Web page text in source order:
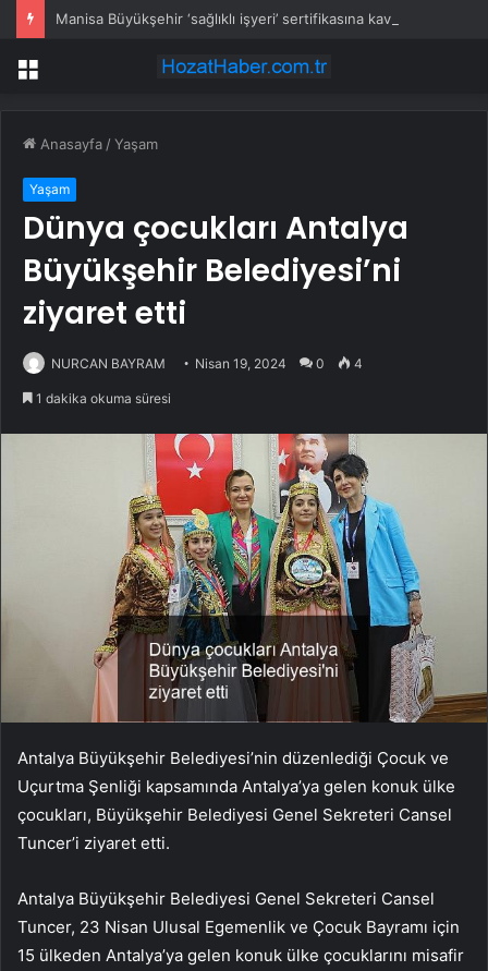
Manisa Büyükşehir ‘sağlıklı işyeri’ sertifikasına kavuştu
Menü
Anasayfa /Yaşam
Yaşam
Dünya çocukları Antalya
Büyükşehir Belediyesi’ni
ziyaret etti
NURCAN BAYRAM Nisan 19, 2024 0 4
1 dakika okuma süresi
Antalya Büyükşehir Belediyesi’nin düzenlediği Çocuk ve
Uçurtma Şenliği kapsamında Antalya’ya gelen konuk ülke
çocukları, Büyükşehir Belediyesi Genel Sekreteri Cansel
Tuncer’i ziyaret etti.
Antalya Büyükşehir Belediyesi Genel Sekreteri Cansel
Tuncer, 23 Nisan Ulusal Egemenlik ve Çocuk Bayramı için
15 ülkeden Antalya’ya gelen konuk ülke çocuklarını misafir